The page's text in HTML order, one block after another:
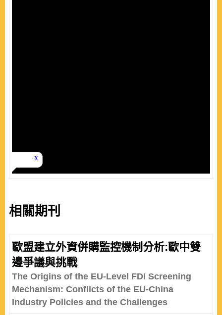
相關期刊
歐盟建立外資併購監控機制分析:歐中雙
邊爭議與挑戰
The Origins of the EU-Level FDI Screening
Mechanism: Conflicts of the EU-China
Industry Policies and the Challenges